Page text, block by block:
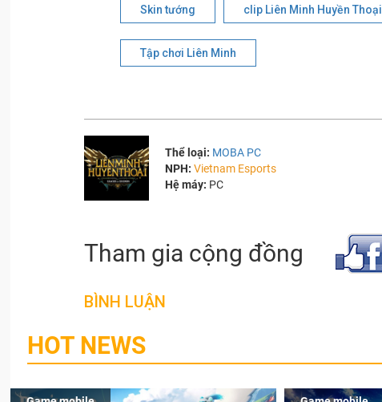
Skin tướng clip Liên Minh Huyền Thoại
Tập chơi Liên Minh
Thể loại: MOBA PC
NPH: Vietnam Esports
Hệ máy: PC
Tham gia cộng đồng
BÌNH LUẬN
HOT NEWS